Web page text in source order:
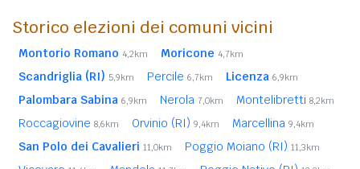
Storico elezioni dei comuni vicini
Montorio Romano 4,2km Moricone 4,7km
Scandriglia (RI) 5,9km Percile 6,7km Licenza 6,9km
Palombara Sabina 6,9km Nerola 7,0km Montelibretti 8,2km
Roccagiovine 8,6km Orvinio (RI) 9,4km Marcellina 9,4km
San Polo dei Cavalieri 11,0km Poggio Moiano (RI) 11,3km